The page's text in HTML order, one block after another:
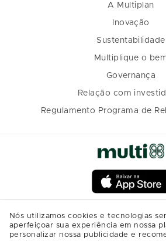
A Multiplan
Inovação
Sustentabilidade
Multiplique o
Governança
Relação com
Regulamento Programa de
Nós utilizamos cookies e tecnologias
aperfeiçoar sua experiência em nossa
personalizar nossa publicidade e